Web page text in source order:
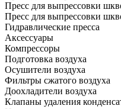
Пресс для выпрессовки
Пресс для выпрессовки
Гидравлические пресса
Аксессуары
Компрессоры
Подготовка воздуха
Осушители воздуха
Фильтры сжатого воздуха
Доохладители воздуха
Клапаны удаления